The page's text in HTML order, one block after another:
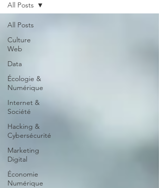
All Posts
Culture
Web
Data
Écologie &
Numérique
Internet &
Société
Hacking &
Cybersécurité
Marketing
Digital
Économie
Numérique
All Posts